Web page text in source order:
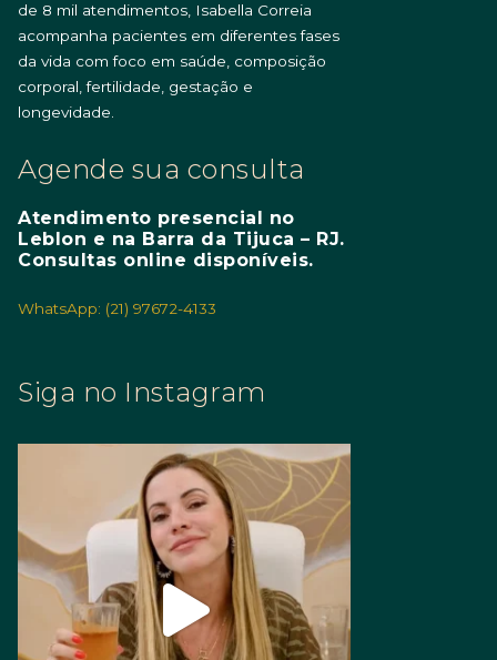
de 8 mil atendimentos, Isabella Correia
acompanha pacientes em diferentes fases
da vida com foco em saúde, composição
corporal, fertilidade, gestação e
longevidade.
Agende sua consulta
Atendimento presencial no
Leblon e na Barra da Tijuca – RJ.
Consultas online disponíveis.
WhatsApp: (21) 97672-4133
Siga no Instagram